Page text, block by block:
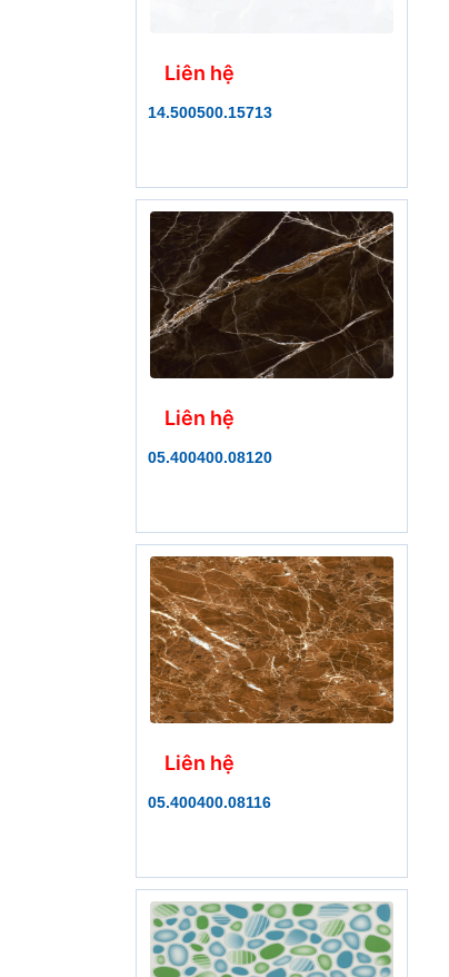
Liên hệ
14.500500.15713
Liên hệ
05.400400.08120
Liên hệ
05.400400.08116